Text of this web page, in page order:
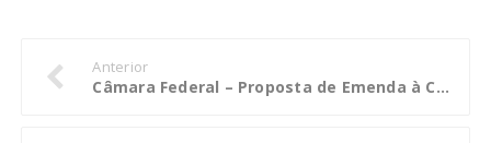
Anterior
Câmara Federal – Proposta de Emenda à Constituição para estabelecer os Tribunais de Contas como órgãos permanentes e essenciais ao controle externo da administração pública. (PEC-302/2017)